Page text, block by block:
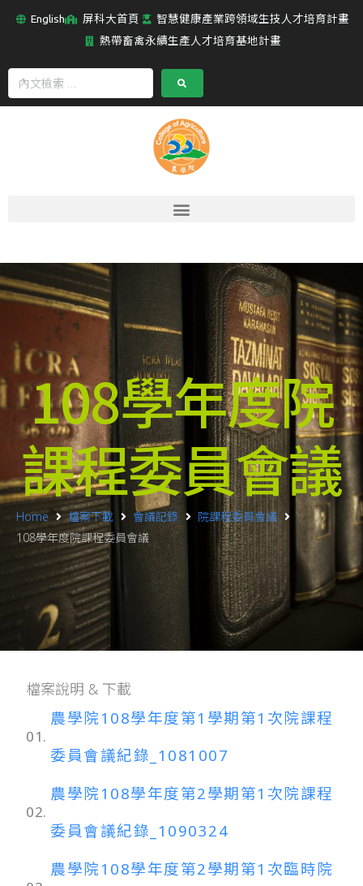
English 屏科大首頁
智慧健康產業跨領域生技人才培育計畫
熱帶畜禽永續生產人才培育基地計畫
108學年度院
課程委員會議
Home 檔案下載 會議記錄
院課程委員會議
108學年度院課程委員會議
檔案說明 & 下載
01.
農學院108學年度第1學期第1次院課程
委員會議紀錄_1081007
02.
農學院108學年度第2學期第1次院課程
委員會議紀錄_1090324
農學院108學年度第2學期第1次臨時院